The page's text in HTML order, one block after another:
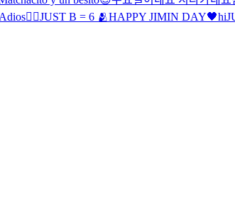
Adios🖐🏻JUST B = 6 🫂HAPPY JIMIN DAY🖤hi